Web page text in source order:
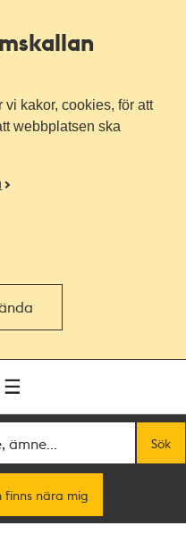
kakor, cookies, för att
webbplatsen ska
Sök
finns nära mig